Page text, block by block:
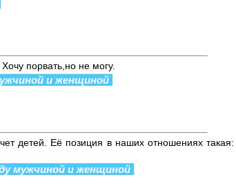
порвать,но не могу.
и женщиной
детей. Её позиция в наших отношениях такая:
мужчиной и женщиной